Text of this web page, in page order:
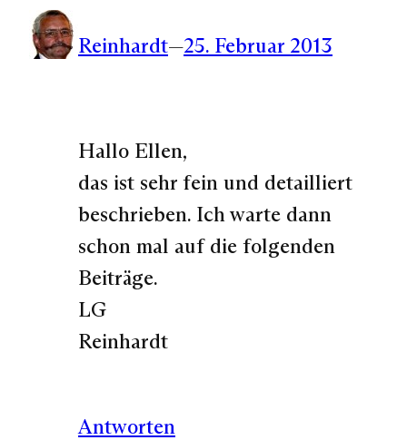
Reinhardt—25. Februar 2013
Hallo Ellen,
das ist sehr fein und detailliert
beschrieben. Ich warte dann
schon mal auf die folgenden
Beiträge.
LG
Reinhardt
Antworten